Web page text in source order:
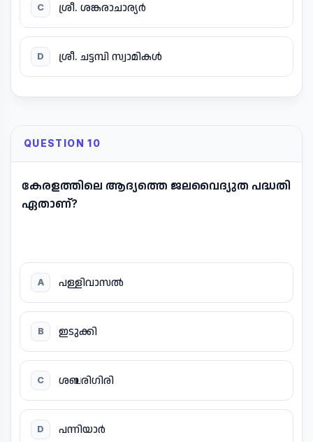
C ശ്രീ. ശങ്കരാചാര്യർ
D ശ്രീ. ചട്ടമ്പി സ്വാമികൾ
QUESTION 10
കേരളത്തിലെ ആദ്യത്തെ ജലവൈദ്യുത പദ്ധതി
ഏതാണ്?
A പള്ളിവാസൽ
B ഇടുക്കി
C ശബരിഗിരി
D പന്നിയാർ